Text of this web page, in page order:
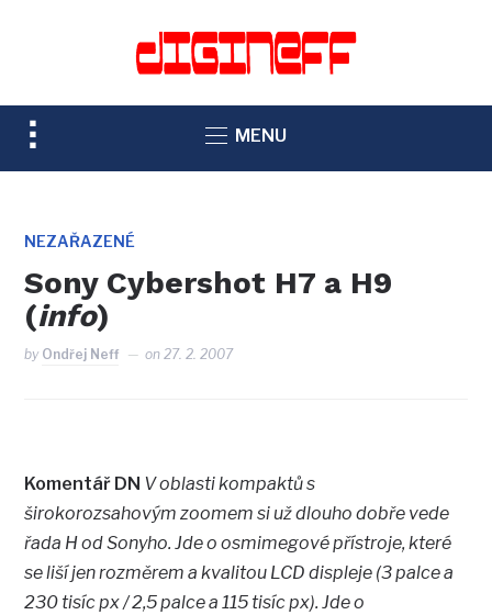
TOGGLE
SIDEBAR
NAVIGATION
MENU
NEZAŘAZENÉ
Sony Cybershot H7 a H9
(info)
by Ondřej Neff on27. 2. 2007
Komentář DN V oblasti kompaktů s
širokorozsahovým zoomem si už dlouho dobře vede
řada H od Sonyho. Jde o osmimegové přístroje, které
se liší jen rozměrem a kvalitou LCD displeje (3 palce a
230 tisíc px / 2,5 palce a 115 tisíc px). Jde o